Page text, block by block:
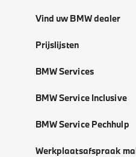
Vind uw BMW dealer
Prijslijsten
BMW Services
BMW Service Inclusive
BMW Service Pechhulp
Werkplaatsafspraak